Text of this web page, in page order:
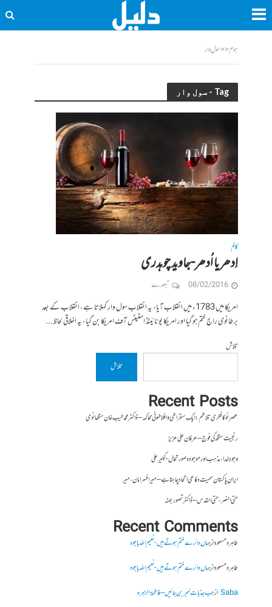
ہوم<<سول وار
Tag - سول وار
کالم
اِدھر یا اُدھر-جاوید چوہدری
08/02/2016 تبصرے
امریکا میں 1783ء میں انقلاب آیا، یہ انقلاب سول وار کہلاتا ہے، انقلاب کے بعد
برطانوی راج ختم ہو گیا اور امریکا یونائیٹڈ اسٹیٹس آف امریکا بن گیا، یہ اخلاقی لحاظ...
تلاش
تلاش
Recent Posts
عصرِ نو کا فکری تلاطم: ایک سقراطی و افلاطونی محاکمہ – ڈاکٹر محمد طیب خان سنگھانوی
رنجیت سنگھ کی فوج – عرفان علی عزیز
وجودِ خدا، مذہب اور موجودہ صورتحال- کبیر علی
ایران پاکستان سمیت دفاعی اتحاد چاہتا ہے – میر افسر امان،میر
حتی النصر ، حتی القدس – ڈاکٹر تصور بھٹہ
Recent Comments
طاہرہ مسعودازجہاں دائرے ختم ہوتے ہیں- نعیم اللہ باجوہ
طاہرہ مسعودازجہاں دائرے ختم ہوتے ہیں- نعیم اللہ باجوہ
Sabaازجب جذبات خبر بن جائیں – فاطمۃالزہرہ